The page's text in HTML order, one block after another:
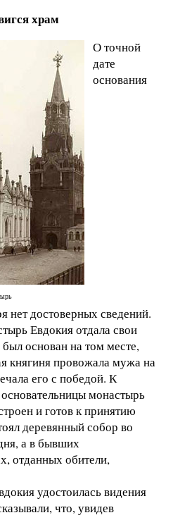
храм
О точной
дате
основания
нет достоверных сведений.
Евдокия отдала свои
основан на том месте,
княгиня провожала мужа на
его с победой. К
монастырь
и готов к принятию
деревянный собор во
а в бывших
отданных обители,
удостоилась видения
что, увидев